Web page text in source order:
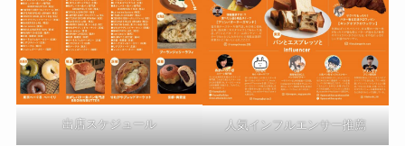
出店スケジュール 人気インフルエンサー推薦